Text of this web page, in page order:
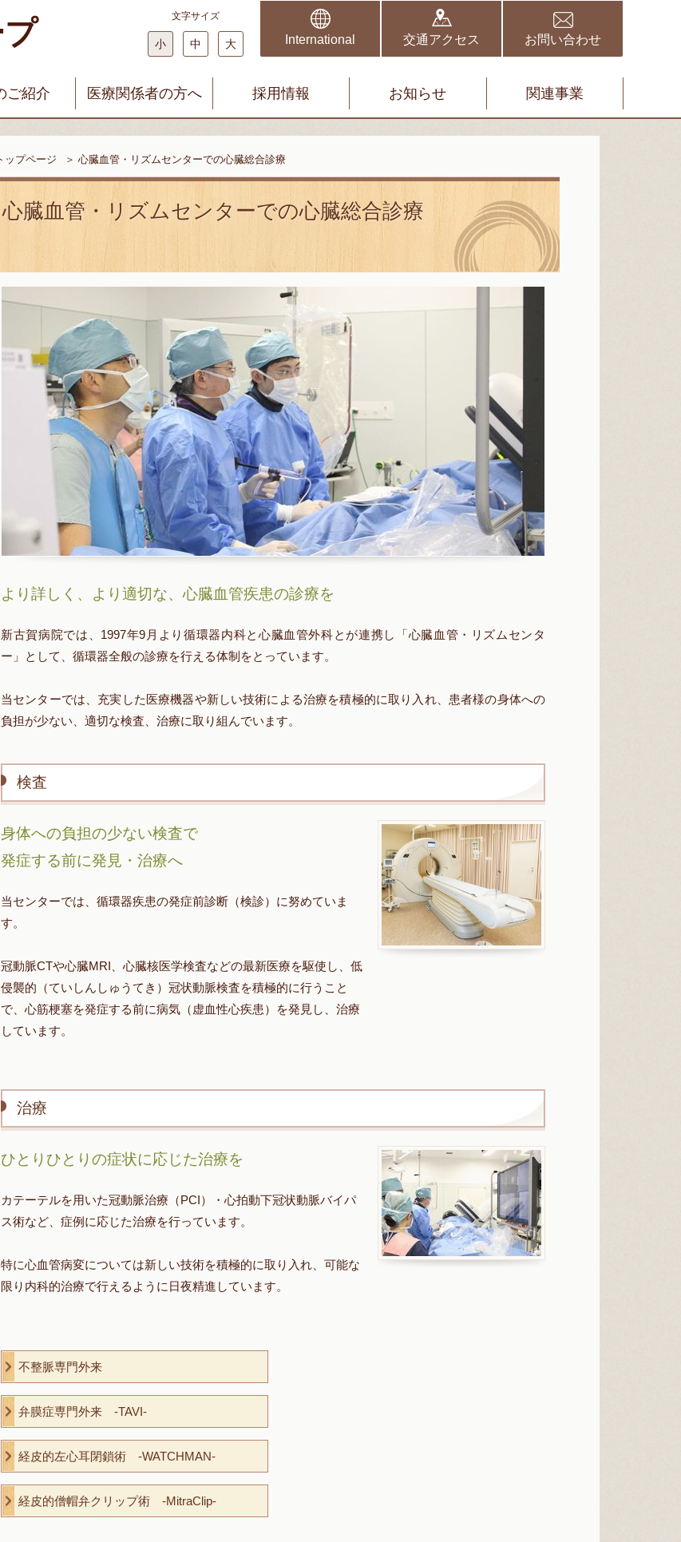
文字サイズ
小 中 大 International 交通アクセス お問い合わせ
ご紹介
科 みやじまクリニック まどかファミリークリニック 野伏間クリニック
矢取クリニック
医療関係者の方へ 採用情報 お知らせ 関連事業
ップページ ＞ 心臓血管・リズムセンターでの心臓総合診療
心臓血管・リズムセンターでの心臓総合診療
より詳しく、より適切な、心臓血管疾患の診療を
新古賀病院では、1997年9月より循環器内科と心臓血管外科とが連携し「心臓血管・リズムセンタ
ー」として、循環器全般の診療を行える体制をとっています。
当センターでは、充実した医療機器や新しい技術による治療を積極的に取り入れ、患者様の身体への
負担が少ない、適切な検査、治療に取り組んでいます。
検査
身体への負担の少ない検査で
発症する前に発見・治療へ
当センターでは、循環器疾患の発症前診断（検診）に努めていま
す。
冠動脈CTや心臓MRI、心臓核医学検査などの最新医療を駆使し、低
侵襲的（ていしんしゅうてき）冠状動脈検査を積極的に行うこと
で、心筋梗塞を発症する前に病気（虚血性心疾患）を発見し、治療
しています。
治療
ひとりひとりの症状に応じた治療を
カテーテルを用いた冠動脈治療（PCI）・心拍動下冠状動脈バイパ
ス術など、症例に応じた治療を行っています。
特に心血管病変については新しい技術を積極的に取り入れ、可能な
限り内科的治療で行えるように日夜精進しています。
不整脈専門外来
弁膜症専門外来 -TAVI-
経皮的左心耳閉鎖術 -WATCHMAN-
経皮的僧帽弁クリップ術 -MitraClip-